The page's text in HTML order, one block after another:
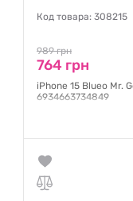
Код товара: 308215
989 грн
764 грн
iPhone 15 Blueo Mr.
6934663734849